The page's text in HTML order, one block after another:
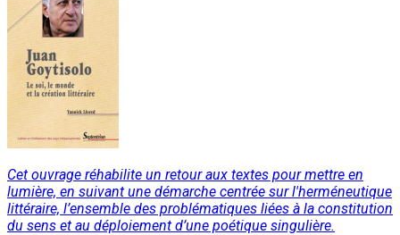
Cet ouvrage réhabilite un retour aux textes pour mettre en
lumière, en suivant une démarche centrée sur l'herméneutique
littéraire, l’ensemble des problématiques liées à la constitution
du sens et au déploiement d’une poétique singulière.